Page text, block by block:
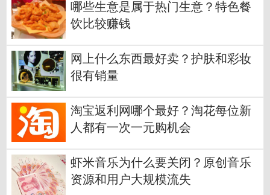
哪些生意是属于热门生意？特色餐
饮比较赚钱
网上什么东西最好卖？护肤和彩妆
很有销量
淘宝返利网哪个最好？淘花每位新
人都有一次一元购机会
虾米音乐为什么要关闭？原创音乐
资源和用户大规模流失